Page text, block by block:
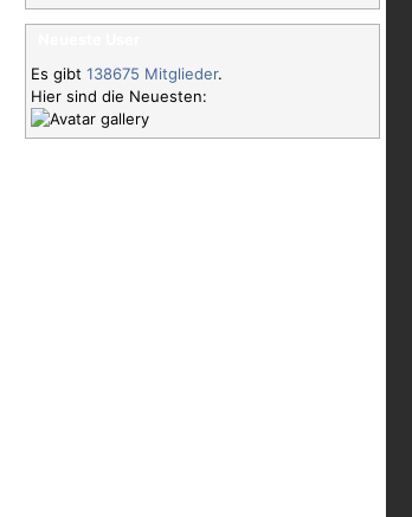
Es gibt 138675 Mitglieder.
Hier sind die Neuesten: